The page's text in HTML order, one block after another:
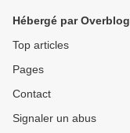
Hébergé par Overblog
Top articles
Pages
Contact
Signaler un abus